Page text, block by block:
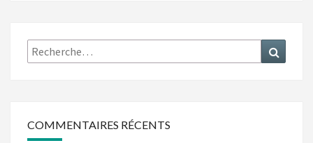
COMMENTAIRES RÉCENTS